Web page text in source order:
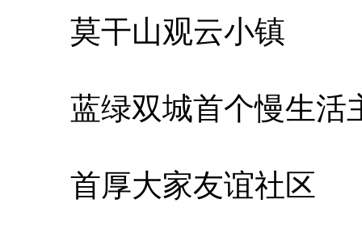
莫干山观云小镇
蓝绿双城首个慢生活
首厚大家友谊社区